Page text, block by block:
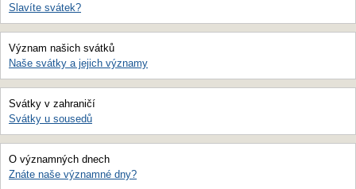
Slavíte svátek?
Význam našich svátků
Naše svátky a jejich významy
Svátky v zahraničí
Svátky u sousedů
O významných dnech
Znáte naše významné dny?